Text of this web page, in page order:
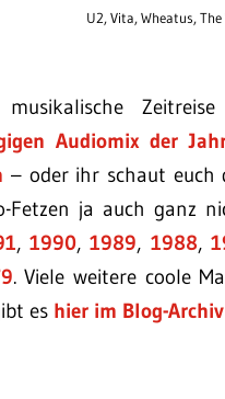
U2, Vita, Wheatus,
Audiomix der
– oder ihr schaut euch
Fetzen ja auch ganz
, 1990,1989, 1988,
. Viele weitere coole
es hier im Blog-Archiv